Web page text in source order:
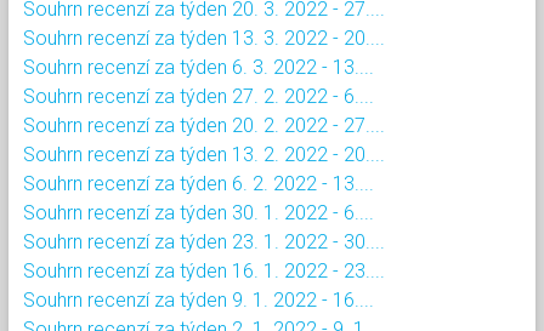
Souhrn recenzí za týden 20. 3. 2022 - 27....
Souhrn recenzí za týden 13. 3. 2022 - 20....
Souhrn recenzí za týden 6. 3. 2022 - 13....
Souhrn recenzí za týden 27. 2. 2022 - 6....
Souhrn recenzí za týden 20. 2. 2022 - 27....
Souhrn recenzí za týden 13. 2. 2022 - 20....
Souhrn recenzí za týden 6. 2. 2022 - 13....
Souhrn recenzí za týden 30. 1. 2022 - 6....
Souhrn recenzí za týden 23. 1. 2022 - 30....
Souhrn recenzí za týden 16. 1. 2022 - 23....
Souhrn recenzí za týden 9. 1. 2022 - 16....